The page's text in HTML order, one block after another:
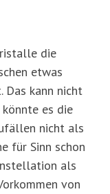
die
etwas
Das kann nicht
es die
nicht als
für Sinn schon
als
von